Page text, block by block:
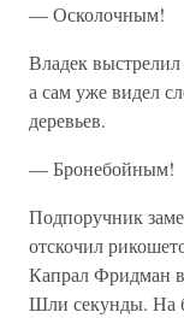
— Осколочным!
Владек
а сам уже видел
деревьев.
— Бронебойным!
Подпоручник
отскочил
Капрал Фридман
Шли секунды. На